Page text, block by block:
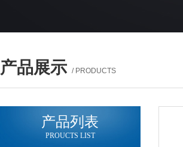
产品展示 / PRODUCTS
产品列表
PROUCTS LIST